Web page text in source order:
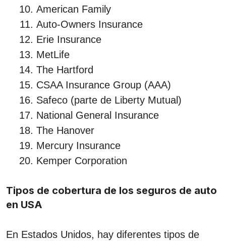
American Family
Auto-Owners Insurance
Erie Insurance
MetLife
The Hartford
CSAA Insurance Group (AAA)
Safeco (parte de Liberty Mutual)
National General Insurance
The Hanover
Mercury Insurance
Kemper Corporation
Tipos de cobertura de los seguros de auto
en USA
En Estados Unidos, hay diferentes tipos de